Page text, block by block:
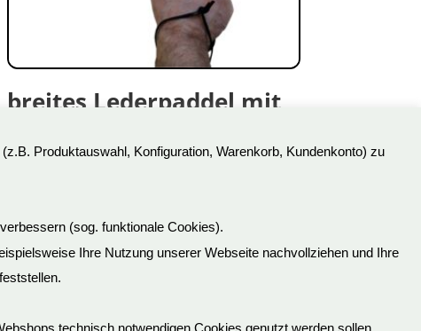
breites Lederpaddel mit
37,90 €
Produktauswahl, Konfiguration, Warenkorb, Kundenkonto) zu
(sog. funktionale Cookies).
Ihre Nutzung unserer Webseite nachvollziehen und Ihre